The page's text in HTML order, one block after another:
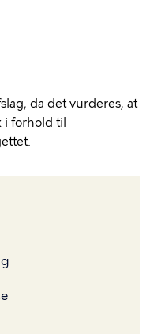
da det vurderes, at
i forhold til